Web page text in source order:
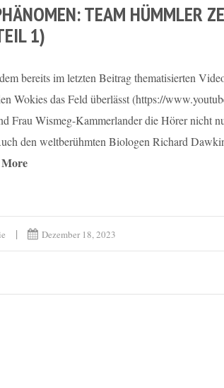
TEAM HÜMMLER
1)
bereits im letzten Beitrag thematisierten
Wokies das Feld überlässt (https://
Frau Wismeg-Kammerlander die Hörer nicht
den weltberühmten Biologen Richard
Dezember 18, 2023